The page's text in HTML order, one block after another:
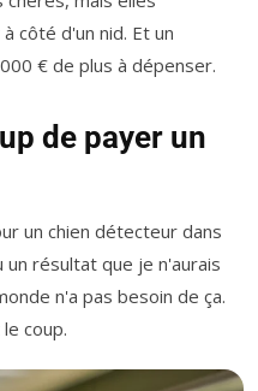
côté d'un nid. Et un
€ de plus à dépenser.
de payer un
un chien détecteur dans
résultat que je n'aurais
n'a pas besoin de ça.
coup.